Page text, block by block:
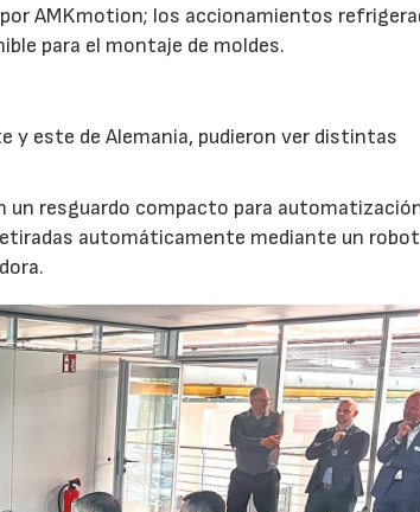
AMKmotion; los accionamientos
para el montaje de moldes.
este de Alemania, pudieron ver distintas
un resguardo compacto para
automáticamente mediante un